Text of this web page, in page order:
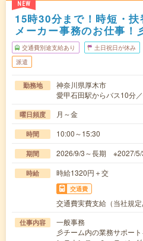
NEW
15時30分まで！時短・
メーカー事務のお仕事！
交通費別途支給あり 土日祝日が休み
派遣
勤務地
神奈川県厚木市
愛甲石田駅からバス10分
曜日頻度 月～金
時間 10:00～15:30
期間 2026/9/3～長期 ※2027/5/
時給 時給1320円＋交
交通費
交通費実費支給（当社規定
仕事内容
一般事務
彡チーム内の業務サポー